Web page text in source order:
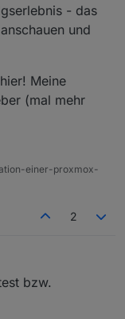
Ich finde
nützlich mit
sein.
doch JS lernen"
aber immer
ist.
- das
und
Meine
(mal mehr
einer-proxmox-
2
bzw.